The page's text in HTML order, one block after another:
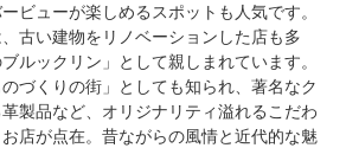
ビューが楽しめるスポットも人気です。
古い建物をリノベーションした店も多
ルックリン」として親しまれています。
づくりの街」としても知られ、著名なク
製品など、オリジナリティ溢れるこだわ
店が点在。昔ながらの風情と近代的な魅